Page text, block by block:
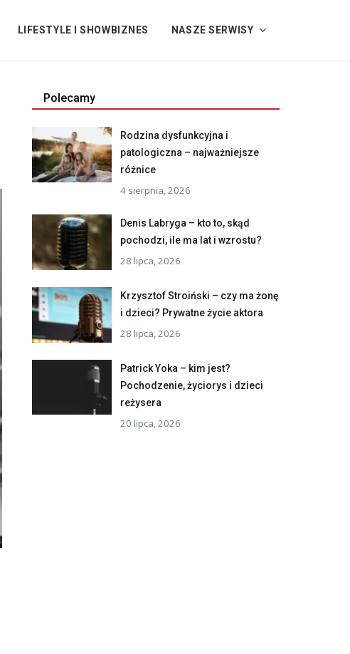
LIFESTYLE I SHOWBIZNES NASZE SERWISY
Polecamy
Rodzina dysfunkcyjna i
patologiczna – najważniejsze
różnice
4 sierpnia, 2026
Denis Labryga – kto to, skąd
pochodzi, ile ma lat i wzrostu?
28 lipca, 2026
Krzysztof Stroiński – czy ma żonę
i dzieci? Prywatne życie aktora
28 lipca, 2026
Patrick Yoka – kim jest?
Pochodzenie, życiorys i dzieci
reżysera
20 lipca, 2026